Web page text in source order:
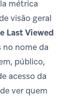
métrica
visão geral
Last Viewed
no nome da
público,
acesso da
ver quem